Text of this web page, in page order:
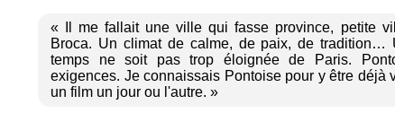
« Il me fallait une ville qui fasse province, petite
Broca. Un climat de calme, de paix, de tradition…
temps ne soit pas trop éloignée de Paris.
exigences. Je connaissais Pontoise pour y être déjà
un film un jour ou l'autre. »